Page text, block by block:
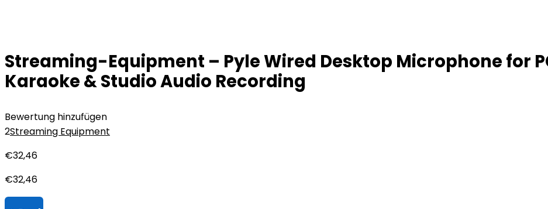
Streaming-Equipment – Pyle Wired Desktop Microphone for
Karaoke & Studio Audio Recording
Bewertung hinzufügen
2Streaming Equipment
€32,46
€32,46